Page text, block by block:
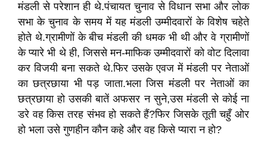
मंडली से परेशान ही थे.पंचायत चुनाव से विधान सभा और लोक
सभा के चुनाव के समय में यह मंडली उम्मीदवारों के विशेष चहेते
होते थे.ग्रामीणों के बीच मंडली की धमक भी थी और वे ग्रामीणों
के प्यारे भी थे ही, जिससे मन-माफिक उम्मीदवारों को वोट दिलावा
कर विजयी बना सकते थे.फिर उसके एवज में मंडली पर नेताओं
का छत्रछाया भी पड़ जाता.भला जिस मंडली पर नेताओं का
छत्रछाया हो उसकी बातें अफसर न सुने,उस मंडली से कोई ना
डरे वह किस तरह संभव हो सकते हैं?फिर जिसके तूती चहुँ ओर
हो भला उसे गुणहीन कौन कहे और वह किसे प्यारा न हो?